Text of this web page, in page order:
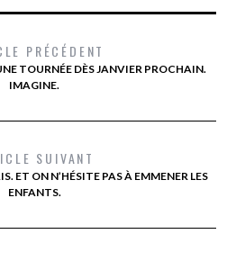
PRÉCÉDENT
TOURNÉE DÈS JANVIER PROCHAIN.
IMAGINE.
SUIVANT
ET ON N’HÉSITE PAS À EMMENER LES
ENFANTS.